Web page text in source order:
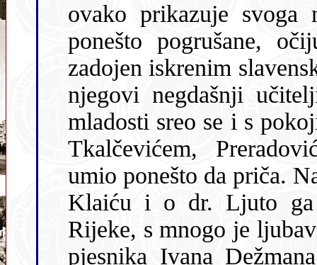
ovako prikazuje svoga mentora: „U
ponešto pogrušane,
zadojen iskrenim
njegovi negdašnji učitelji – stari romantični Ilirci. U prvoj
mladosti sreo se i s pokojim od najstarijih: s Gajem, Veberom-
Tkalčevićem, Preradovićem,
umio ponešto da priča.
Klaiću i o dr. Ljuto ga
Rijeke, s mnogo je ljubavi spominjao njezinog prerano umrlog
pjesnika Ivana Dežmana. Uvelike je cijenio riječkog